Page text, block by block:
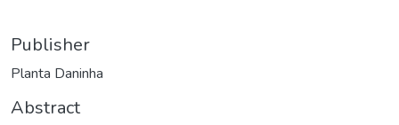
Publisher
Planta Daninha
Abstract